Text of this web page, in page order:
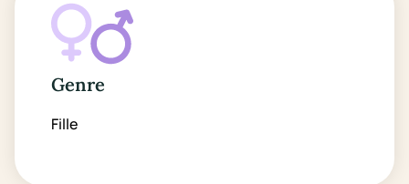
Genre
Fille